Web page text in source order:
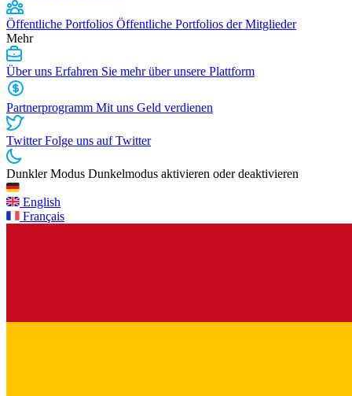
Öffentliche Portfolios Öffentliche Portfolios der Mitglieder
Mehr
Über uns Erfahren Sie mehr über unsere Plattform
Partnerprogramm Mit uns Geld verdienen
TwitterFolge uns auf Twitter
Dunkler Modus Dunkelmodus aktivieren oder deaktivieren
English
Français